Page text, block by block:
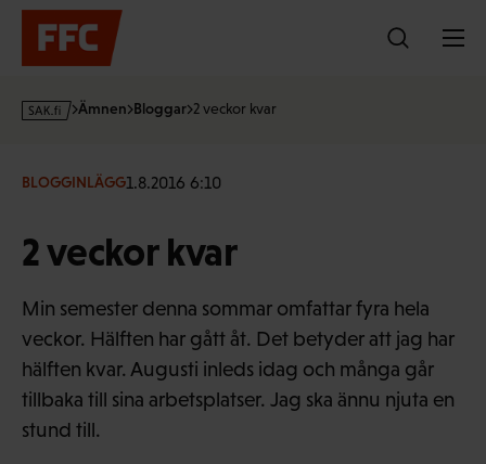
Hoppa
innehållet
s
·
Ämnen Bloggar 2 veckor kvar
BLOGGINLÄGG1.8.2016 6:10
2 veckor kvar
Min semester denna sommar omfattar fyra hela
veckor. Hälften har gått åt. Det betyder att jag har
hälften kvar. Augusti inleds idag och många går
tillbaka till sina arbetsplatser. Jag ska ännu njuta en
stund till.